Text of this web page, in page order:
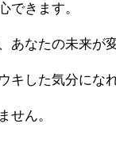
できます。
あなたの未来が
キした気分にな
せん。